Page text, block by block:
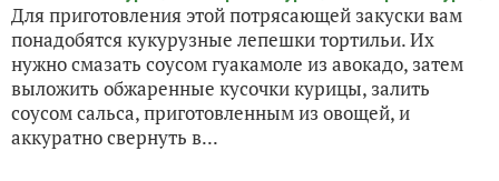
Для приготовления этой потрясающей закуски вам
понадобятся кукурузные лепешки тортильи. Их
нужно смазать соусом гуакамоле из авокадо, затем
выложить обжаренные кусочки курицы, залить
соусом сальса, приготовленным из овощей, и
аккуратно свернуть в...